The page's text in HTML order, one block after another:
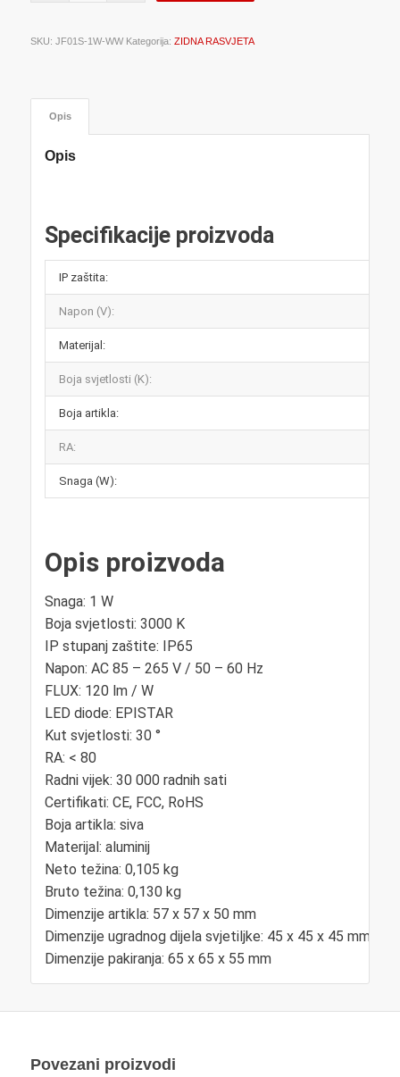
SKU: JF01S-1W-WW Kategorija: ZIDNA RASVJETA
Opis
Opis
Specifikacije proizvoda
IP zaštita:
Napon (V):
Materijal:
Boja svjetlosti (K):
Boja artikla:
RA:
Snaga (W):
Opis proizvoda
Snaga: 1 W
Boja svjetlosti: 3000 K
IP stupanj zaštite: IP65
Napon: AC 85 – 265 V / 50 – 60 Hz
FLUX: 120 lm / W
LED diode: EPISTAR
Kut svjetlosti: 30 °
RA: < 80
Radni vijek: 30 000 radnih sati
Certifikati: CE, FCC, RoHS
Boja artikla: siva
Materijal: aluminij
Neto težina: 0,105 kg
Bruto težina: 0,130 kg
Dimenzije artikla: 57 x 57 x 50 mm
Dimenzije ugradnog dijela svjetiljke: 45 x 45 x 45 mm
Dimenzije pakiranja: 65 x 65 x 55 mm
Povezani proizvodi